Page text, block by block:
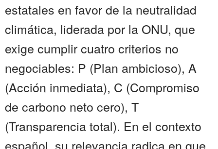
estatales en favor de la neutralidad
climática, liderada por la ONU, que
exige cumplir cuatro criterios no
negociables: P (Plan ambicioso), A
(Acción inmediata), C (Compromiso
de carbono neto cero), T
(Transparencia total). En el contexto
español, su relevancia radica en que